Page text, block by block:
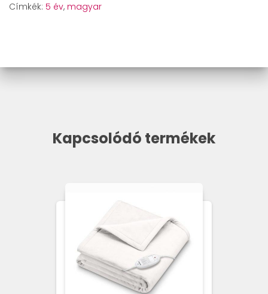
Címkék: 5 év, magyar
Kapcsolódó termékek